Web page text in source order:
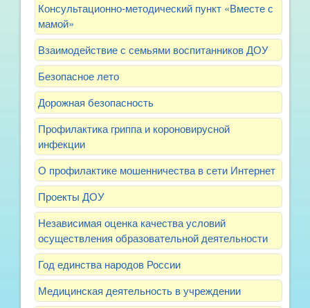
Консультационно-методический пункт «Вместе с
мамой»
Взаимодействие с семьями воспитанников ДОУ
Безопасное лето
Дорожная безопасность
Профилактика гриппа и короновирусной
инфекции
О профилактике мошенничества в сети Интернет
Проекты ДОУ
Независимая оценка качества условий
осуществления образовательной деятельности
Год единства народов России
Медицинская деятельность в учреждении